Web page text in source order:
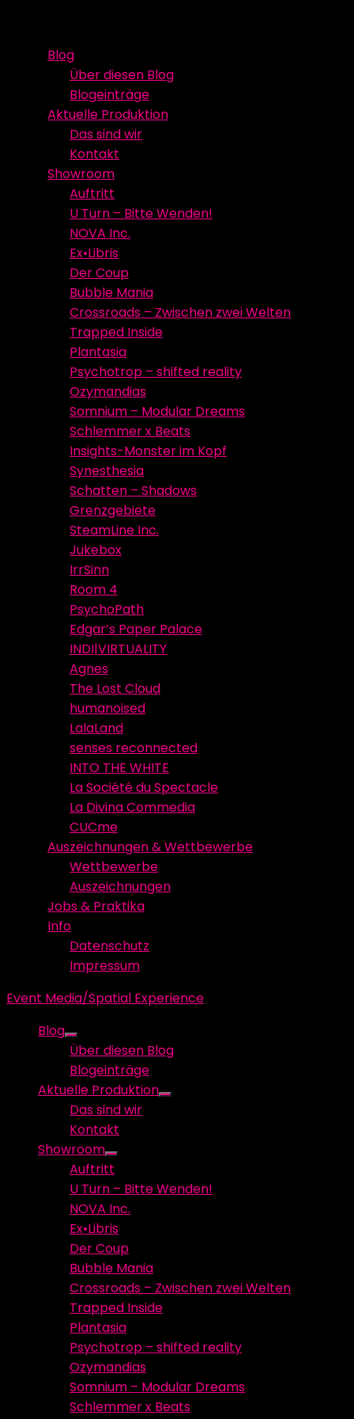
contentBlog
Über diesen Blog
Blogeinträge
Aktuelle Produktion
Das sind wir
Kontakt
Showroom
Auftritt
U Turn – Bitte Wenden!
NOVA Inc.
Ex•Libris
Der Coup
Bubble Mania
Crossroads – Zwischen zwei Welten
Trapped Inside
Plantasia
Psychotrop – shifted reality
Ozymandias
Somnium – Modular Dreams
Schlemmer x Beats
Insights-Monster im Kopf
Synesthesia
Schatten – Shadows
Grenzgebiete
SteamLine Inc.
Jukebox
IrrSinn
Room 4
PsychoPath
Edgar’s Paper Palace
INDI|VIRTUALITY
Agnes
The Lost Cloud
humanoised
LalaLand
senses reconnected
INTO THE WHITE
La Société du Spectacle
La Divina Commedia
CUCme
Auszeichnungen & Wettbewerbe
Wettbewerbe
Auszeichnungen
Jobs & Praktika
Info
Datenschutz
Impressum
Event Media/Spatial Experience
Blog
Show
sub
menu
Über diesen Blog
Blogeinträge
Aktuelle Produktion
Show
Das sind wir
Kontakt
Showroom
Show
sub
menu
Auftritt
U Turn – Bitte Wenden!
NOVA Inc.
Ex•Libris
Der Coup
Bubble Mania
Crossroads – Zwischen zwei Welten
Trapped Inside
Plantasia
Psychotrop – shifted reality
Ozymandias
Somnium – Modular Dreams
Schlemmer x Beats